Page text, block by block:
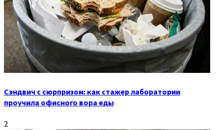
Сэндвич с сюрпризом: как стажер лаборатории
проучила офисного вора еды
2